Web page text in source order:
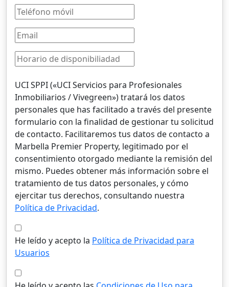
UCI SPPI («UCI Servicios para Profesionales
Inmobiliarios / Vivegreen») tratará los datos
personales que has facilitado a través del presente
formulario con la finalidad de gestionar tu solicitud
de contacto. Facilitaremos tus datos de contacto a
Marbella Premier Property, legitimado por el
consentimiento otorgado mediante la remisión del
mismo. Puedes obtener más información sobre el
tratamiento de tus datos personales, y cómo
ejercitar tus derechos, consultando nuestra
Política de Privacidad.
He leído y acepto la Política de Privacidad para
Usuarios